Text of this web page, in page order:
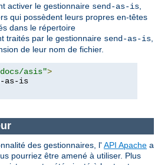
activer le gestionnaire send-as-is
qui possèdent leurs propres en-têtes
dans le répertoire
traités par le gestionnaire send-as-is
de leur nom de fichier.
asis">
des gestionnaires, l' API Apache a
pourriez être amené à utiliser. Plus